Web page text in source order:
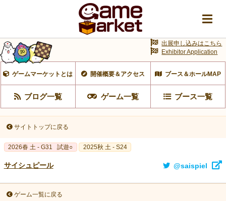
ゲームマーケットとは 開催概要＆アクセス ブース＆ホールMAP
ブログ一覧 ゲーム一覧 ブース一覧
出展申し込みはこちら
Exhibitor Application
サイトトップに戻る
2026春 土 - G31 試遊○ 2025秋 土 - S24
サイシュピール @saispiel
ゲーム一覧に戻る